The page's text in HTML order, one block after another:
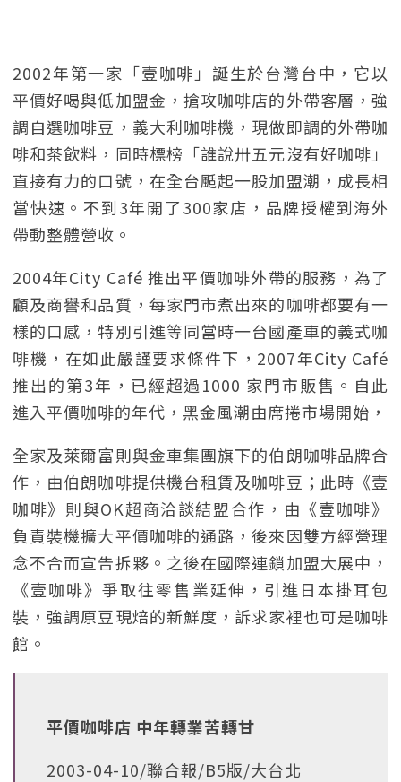
2002年第一家「壹咖啡」誕生於台灣台中，它以
平價好喝與低加盟金，搶攻咖啡店的外帶客層，強
調自選咖啡豆，義大利咖啡機，現做即調的外帶咖
啡和茶飲料，同時標榜「誰說卅五元沒有好咖啡」
直接有力的口號，在全台颳起一股加盟潮，成長相
當快速。不到3年開了300家店，品牌授權到海外
帶動整體營收。
2004年City Café 推出平價咖啡外帶的服務，為了
顧及商譽和品質，每家門市煮出來的咖啡都要有一
樣的口感，特別引進等同當時一台國產車的義式咖
啡機，在如此嚴謹要求條件下，2007年City Café
推出的第3年，已經超過1000 家門市販售。自此
進入平價咖啡的年代，黑金風潮由席捲市場開始，
全家及萊爾富則與金車集團旗下的伯朗咖啡品牌合
作，由伯朗咖啡提供機台租賃及咖啡豆；此時《壹
咖啡》則與OK超商洽談結盟合作，由《壹咖啡》
負責裝機擴大平價咖啡的通路，後來因雙方經營理
念不合而宣告拆夥。之後在國際連鎖加盟大展中，
《壹咖啡》爭取往零售業延伸，引進日本掛耳包
裝，強調原豆現焙的新鮮度，訴求家裡也可是咖啡
館。
平價咖啡店 中年轉業苦轉甘
2003-04-10/聯合報/B5版/大台北